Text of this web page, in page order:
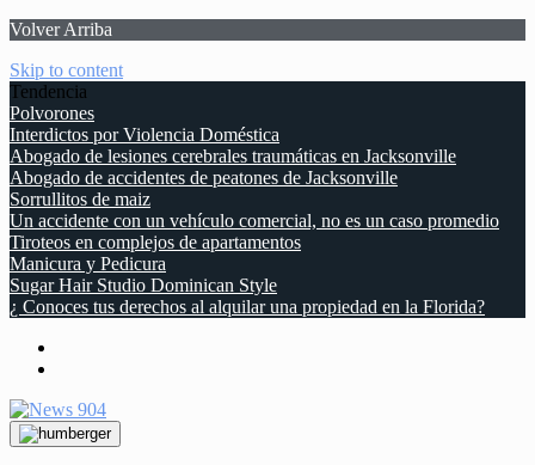
Volver Arriba
Skip to content
Tendencia
Polvorones
Interdictos por Violencia Doméstica
Abogado de lesiones cerebrales traumáticas en Jacksonville
Abogado de accidentes de peatones de Jacksonville
Sorrullitos de maiz
Un accidente con un vehículo comercial, no es un caso promedio
Tiroteos en complejos de apartamentos
Manicura y Pedicura
Sugar Hair Studio Dominican Style
¿ Conoces tus derechos al alquilar una propiedad en la Florida?